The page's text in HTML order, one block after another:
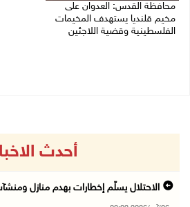
محافظة القدس: العدوان على
مخيم قلنديا يستهدف المخيمات
الفلسطينية وقضية اللاجئين
أحدث
الاحتلال يسلّم إخطارات بهدم منازل